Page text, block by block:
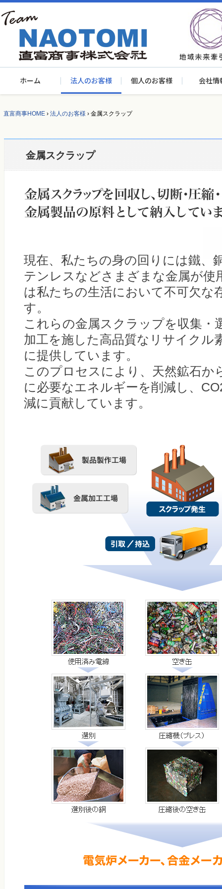
ホーム 法人のお客様 個人のお客様 会社情
直富商事HOME › 法人のお客様 › 金属スクラップ
金属スクラップ
現在、私たちの身の回りには鐵、
テンレスなどさまざまな金属が使
は私たちの生活において不可欠な
す。
これらの金属スクラップを収集・
加工を施した高品質なリサイクル
に提供しています。
このプロセスにより、天然鉱石か
に必要なエネルギーを削減し、
減に貢献しています。